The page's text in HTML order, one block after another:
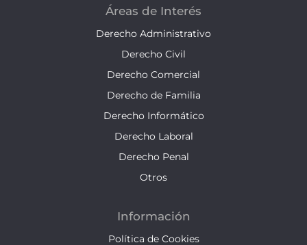
Áreas de Interés
Derecho Administrativo
Derecho Civil
Derecho Comercial
Derecho de Familia
Derecho Informático
Derecho Laboral
Derecho Penal
Otros
Información
Política de Cookies